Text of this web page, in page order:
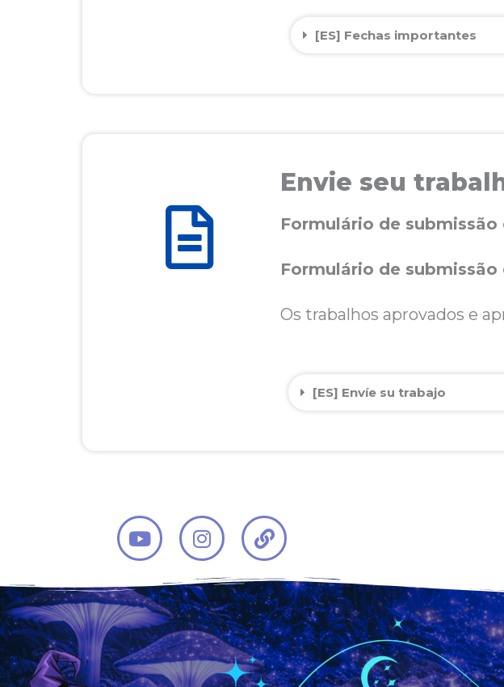
[ES] Fechas importantes
Envie seu
Formulário de submissão
Formulário de submissão
Os trabalhos aprovados e
[ES] Envíe su trabajo